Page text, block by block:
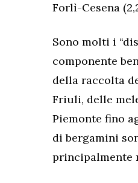
Forlì-Cesena
Sono molti i
componente
della raccolta
Friuli, delle
Piemonte fino
di bergamini
principalmente